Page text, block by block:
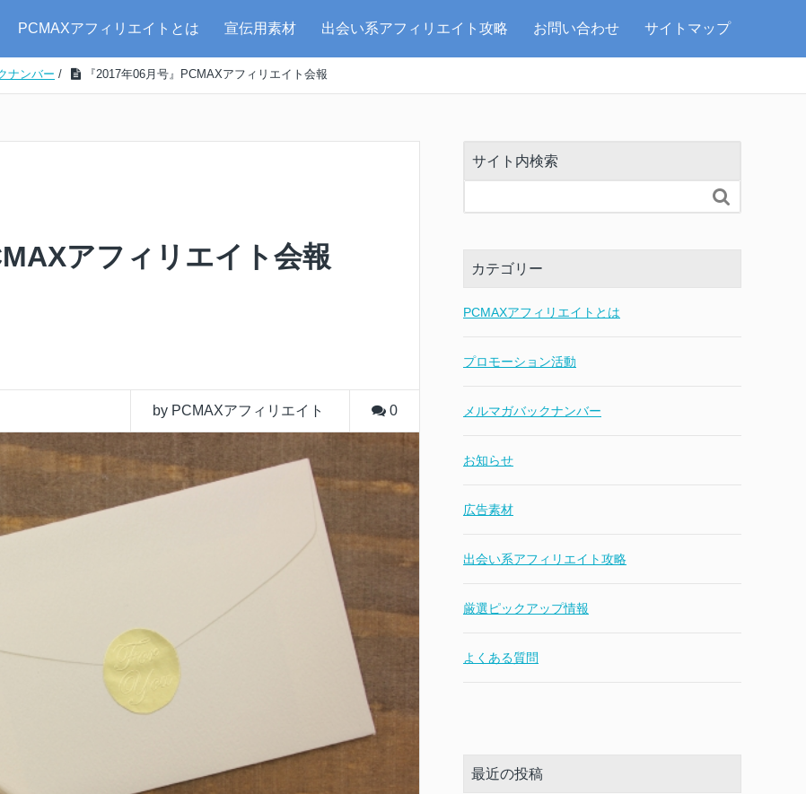
PCMAXアフィリエイトとは 宣伝用素材 出会い系アフィリエイト攻略 お問い合わせ サイトマップ
ナンバー / 『2017年06月号』PCMAXアフィリエイト会報
アフィリエイト会報
by PCMAXアフィリエイト 0
サイト内検索

カテゴリー
PCMAXアフィリエイトとは
プロモーション活動
メルマガバックナンバー
お知らせ
広告素材
出会い系アフィリエイト攻略
厳選ピックアップ情報
よくある質問
最近の投稿